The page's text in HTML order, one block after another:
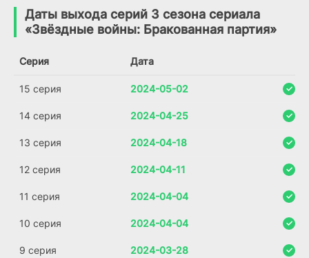
Войны клонов
(2003)
7.2 7.8
(2008)
Даты выхода серий 3 сезона сериала
«Звёздные войны: Бракованная партия»
Серия Дата
15 серия 2024-05-02
14 серия 2024-04-25
13 серия 2024-04-18
12 серия 2024-04-11
11 серия 2024-04-04
10 серия 2024-04-04
9 серия 2024-03-28